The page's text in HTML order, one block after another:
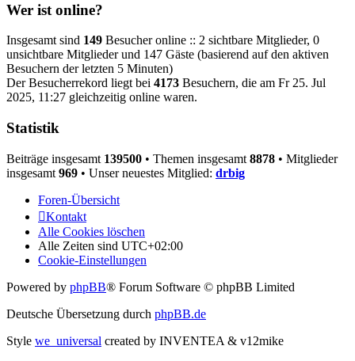
Wer ist online?
Insgesamt sind 149 Besucher online :: 2 sichtbare Mitglieder, 0
unsichtbare Mitglieder und 147 Gäste (basierend auf den aktiven
Besuchern der letzten 5 Minuten)
Der Besucherrekord liegt bei 4173 Besuchern, die am Fr 25. Jul
2025, 11:27 gleichzeitig online waren.
Statistik
Beiträge insgesamt 139500 • Themen insgesamt 8878 • Mitglieder
insgesamt 969 • Unser neuestes Mitglied: drbig
Foren-Übersicht
Kontakt
Alle Cookies löschen
Alle Zeiten sind UTC+02:00
Cookie-Einstellungen
Powered by phpBB® Forum Software © phpBB Limited
Deutsche Übersetzung durch phpBB.de
Style we_universal created by INVENTEA & v12mike